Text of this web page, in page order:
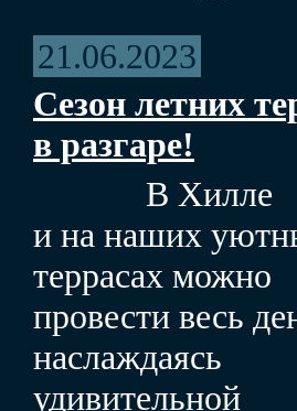
21.06.2023
Сезон летних
в разгаре!
В Хилле
и на наших
террасах можно
провести весь
наслаждаясь
удивительной